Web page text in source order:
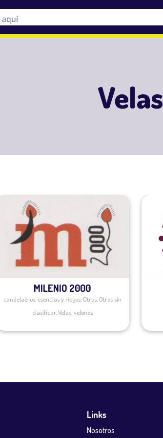
Velas
MILENIO 2000
candelabros, esencias y riegos, Otros, Otros sin
clasificar, Velas, velones
Links
Nosotros